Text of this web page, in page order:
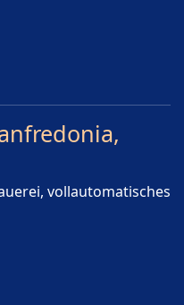
vollautomatisches